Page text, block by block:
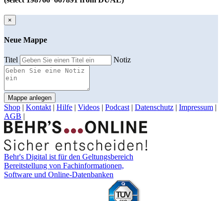
×
Neue Mappe
Titel Notiz
Mappe anlegen
Shop | Kontakt | Hilfe | Videos | Podcast | Datenschutz | Impressum |
AGB |
Behr's Digital ist für den Geltungsbereich
Bereitstellung von Fachinformationen,
Software und Online-Datenbanken